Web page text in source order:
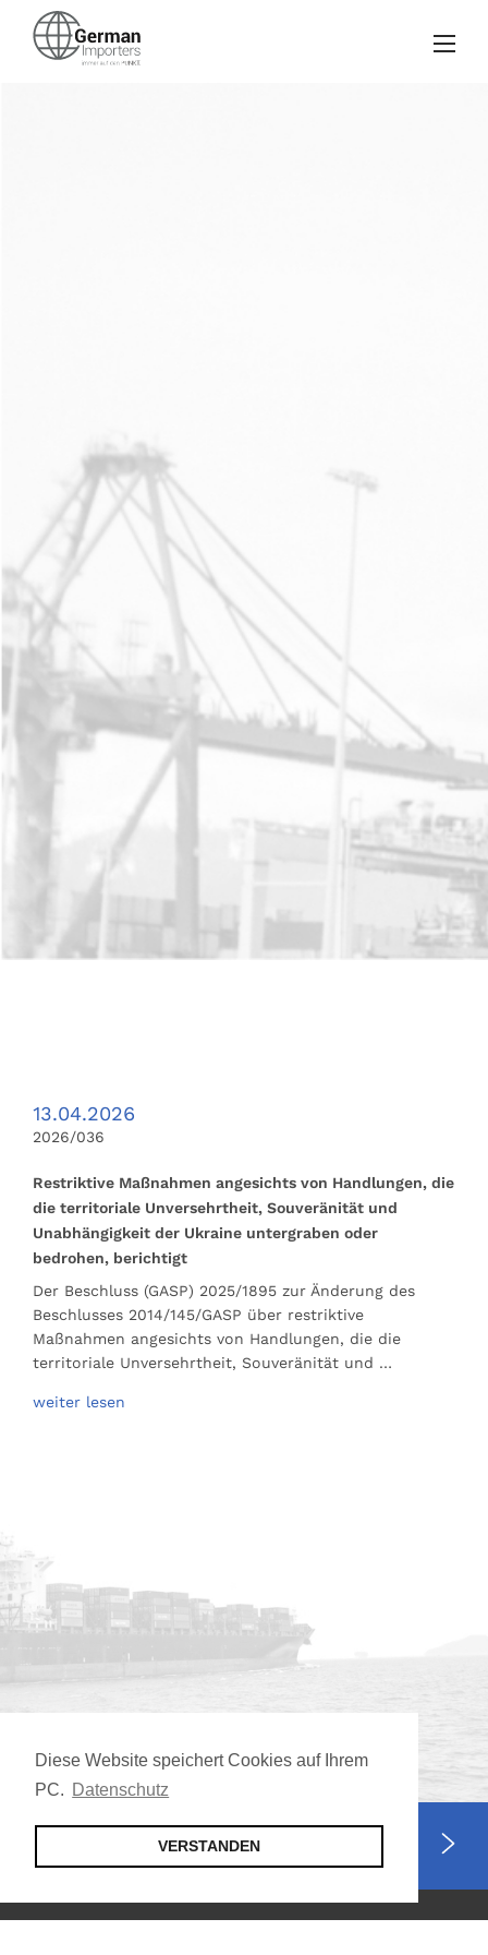
Diese Website speichert Cookies auf Ihrem
PC. Datenschutz
VERSTANDEN
13.04.2026
2026/036
Restriktive Maßnahmen angesichts von Handlungen, die
die territoriale Unversehrtheit, Souveränität und
Unabhängigkeit der Ukraine untergraben oder
bedrohen, berichtigt
Der Beschluss (GASP) 2025/1895 zur Änderung des
Beschlusses 2014/145/GASP über restriktive
Maßnahmen angesichts von Handlungen, die die
territoriale Unversehrtheit, Souveränität und …
weiter lesen
Jetzt Mitglied werden